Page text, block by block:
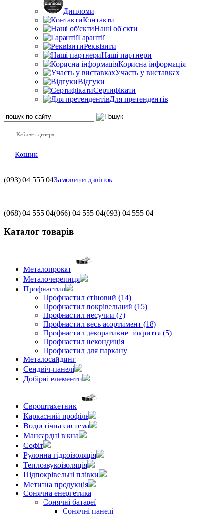
Дипломи
Контакти
Наші об'єкти
Гарантії
Реквізити
Наші партнери
Корисна інформація
Участь у виставках
Відгуки
Сертифікати
Для претендентів
Кабинет дилера
Кошик
(093) 04 555 04Замовити дзвінок
(068) 04 555 04(066) 04 555 04(093) 04 555 04
Каталог товарів
Металопрокат
Металочерепиця
Профнастил
Профнастил стіновий (14)
Профнастил покрівельний (15)
Профнастил несучий (7)
Профнастил весь асортимент (18)
Профнастил декоративне покриття (5)
Профнастил некондиція
Профнастил для паркану
Металосайдинг
Сендвіч-панелі
Добірні елементи
Євроштахетник
Каркасний профіль
Водостічна система
Мансардні вікна
Софіт
Рулонна гідроізоляція
Теплозвукоізоляція
Підпокрівельні плівки
Метизна продукція
Сонячна енергетика
Сонячні батареї
Сонячні панелі